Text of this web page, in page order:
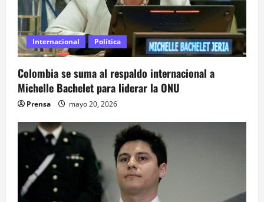
a
s
Internacional Política
Colombia se suma al respaldo internacional a
Michelle Bachelet para liderar la ONU
Prensa mayo 20, 2026